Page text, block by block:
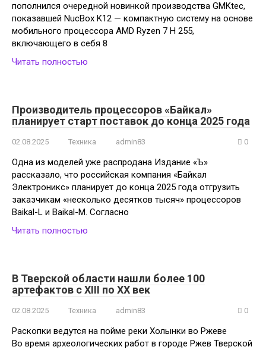
пополнился очередной новинкой производства GMKtec,
показавшей NucBox K12 — компактную систему на основе
мобильного процессора AMD Ryzen 7 H 255,
включающего в себя 8
Читать полностью
Производитель процессоров «Байкал»
планирует старт поставок до конца 2025 года
02.08.2025 Техника admin83 0
Одна из моделей уже распродана Издание «Ъ»
рассказало, что российская компания «Байкал
Электроникс» планирует до конца 2025 года отгрузить
заказчикам «несколько десятков тысяч» процессоров
Baikal-L и Baikal-M. Согласно
Читать полностью
В Тверской области нашли более 100
артефактов с XIII по XX век
02.08.2025 Техника admin83 0
Раскопки ведутся на пойме реки Холынки во Ржеве
Во время археологических работ в городе Ржев Тверской